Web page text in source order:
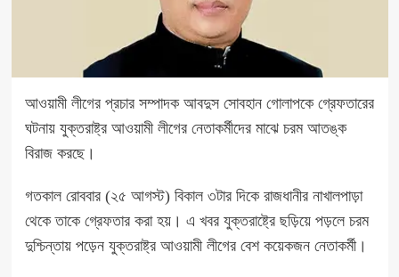
আওয়ামী লীগের প্রচার সম্পাদক আবদুস সোবহান গোলাপকে গ্রেফতারের
ঘটনায় যুক্তরাষ্ট্র আওয়ামী লীগের নেতাকর্মীদের মাঝে চরম আতঙ্ক
বিরাজ করছে।
গতকাল রোববার (২৫ আগস্ট) বিকাল ৩টার দিকে রাজধানীর নাখালপাড়া
থেকে তাকে গ্রেফতার করা হয়। এ খবর যুক্তরাষ্ট্রে ছড়িয়ে পড়লে চরম
দুশ্চিন্তায় পড়েন যুক্তরাষ্ট্র আওয়ামী লীগের বেশ কয়েকজন নেতাকর্মী।